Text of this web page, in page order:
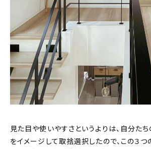
見た目や使いやすさというよりは、自分た
をイメージして取捨選択したので、この３